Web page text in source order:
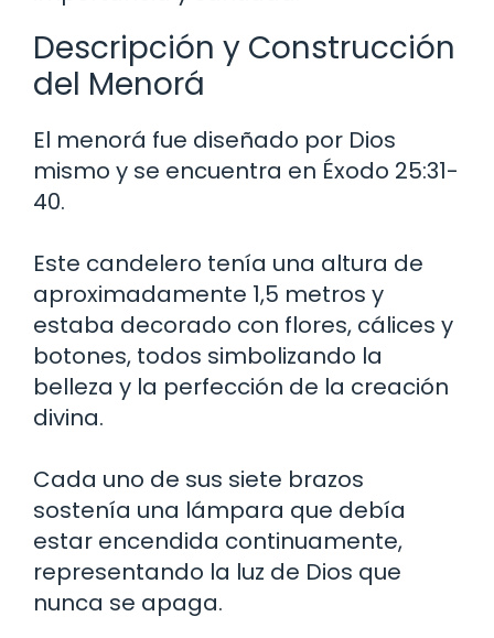
Descripción y Construcción
del Menorá
El menorá fue diseñado por Dios
mismo y se encuentra en Éxodo 25:31-
40.
Este candelero tenía una altura de
aproximadamente 1,5 metros y
estaba decorado con flores, cálices y
botones, todos simbolizando la
belleza y la perfección de la creación
divina.
Cada uno de sus siete brazos
sostenía una lámpara que debía
estar encendida continuamente,
representando la luz de Dios que
nunca se apaga.